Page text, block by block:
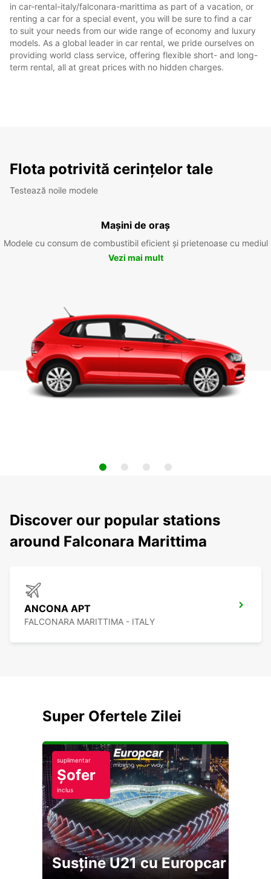
in car-rental-italy/falconara-marittima as part of a vacation, or
renting a car for a special event, you will be sure to find a car
to suit your needs from our wide range of economy and luxury
models. As a global leader in car rental, we pride ourselves on
providing world class service, offering flexible short- and long-
term rental, all at great prices with no hidden charges.
Flota potrivită cerințelor tale
Testează noile modele
Mașini de oraș
Modele cu consum de combustibil eficient și prietenoase cu mediul
Vezi mai mult
Discover our popular stations
around Falconara Marittima
ANCONA APT
FALCONARA MARITTIMA - ITALY
Super Ofertele Zilei
suplimentar
Șofer
inclus
Susține U21 cu Europcar